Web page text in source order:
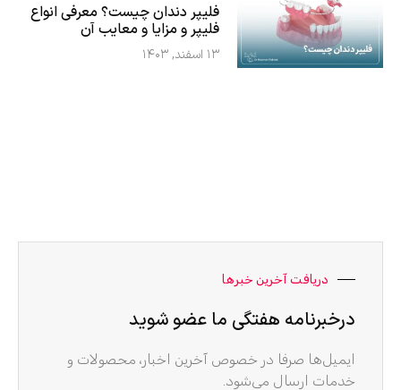
فلیپر دندان چیست؟ معرفی انواع
فلیپر و مزایا و معایب آن
۱۳ اسفند, ۱۴۰۳
دریافت آخرین خبرها
درخبرنامه هفتگی ما عضو شوید
ایمیل‌ها صرفا در خصوص آخرین اخبار، محصولات و
خدمات ارسال می‌شود.